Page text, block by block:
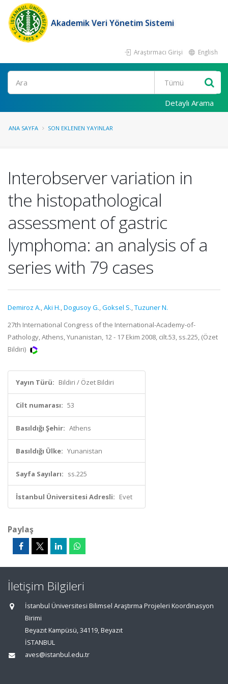
Akademik Veri Yönetim Sistemi
Araştırmacı Girişi English
Ara
Detaylı Arama
ANA SAYFA SON EKLENEN YAYINLAR
Interobserver variation in
the histopathological
assessment of gastric
lymphoma: an analysis of a
series with 79 cases
Demiroz A.,Aki H.,Dogusoy G.,Goksel S.,Tuzuner N.
27th International Congress of the International-Academy-of-
Pathology, Athens, Yunanistan, 12 - 17 Ekim 2008, cilt.53, ss.225, (Özet
Bildiri)
Yayın Türü: Bildiri / Özet Bildiri
Cilt numarası: 53
Basıldığı Şehir: Athens
Basıldığı Ülke: Yunanistan
Sayfa Sayıları: ss.225
İstanbul Üniversitesi Adresli: Evet
Paylaş
İletişim Bilgileri
İstanbul Üniversitesi Bilimsel Araştırma Projeleri Koordinasyon
Birimi
Beyazıt Kampüsü, 34119, Beyazıt
İSTANBUL
aves@istanbul.edu.tr